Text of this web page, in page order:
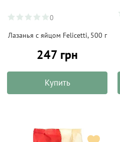
0
Лазанья с яйцом Felicetti, 500 г
247 грн
Купить